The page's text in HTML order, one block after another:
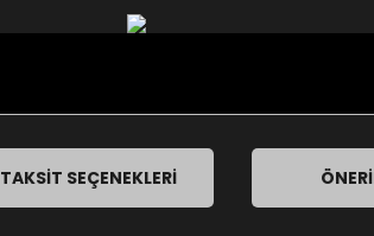
TAKSIT SEÇENEKLERI